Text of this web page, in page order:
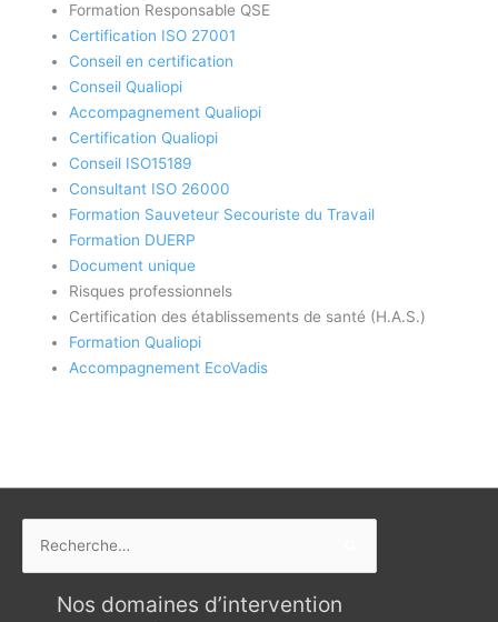
Formation Responsable QSE
Certification ISO 27001
Conseil en certification
Conseil Qualiopi
Accompagnement Qualiopi
Certification Qualiopi
Conseil ISO15189
Consultant ISO 26000
Formation Sauveteur Secouriste du Travail
Formation DUERP
Document unique
Risques professionnels
Certification des établissements de santé (H.A.S.)
Formation Qualiopi
Accompagnement EcoVadis
Nos domaines d’intervention